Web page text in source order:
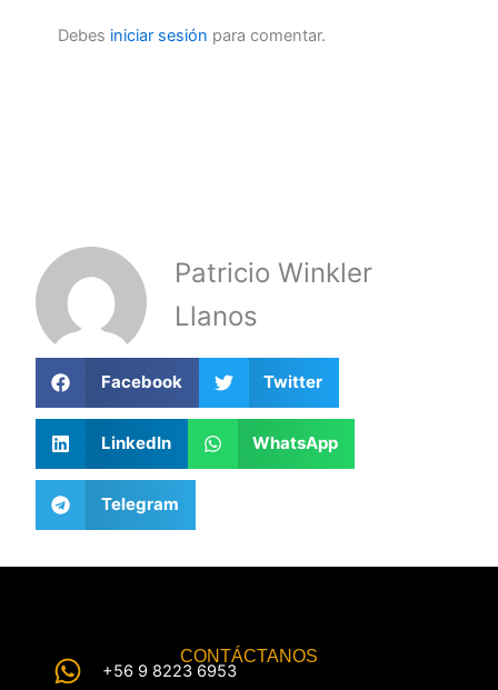
Debes iniciar sesión para comentar.
Patricio Winkler
Llanos
Facebook Twitter
LinkedIn WhatsApp
Telegram
CONTÁCTANOS
+56 9 8223 6953